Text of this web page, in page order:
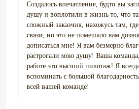
Создалось впечатление, будто вы
душу и воплотили в жизнь то, что
сложный заказчик, нахожусь там,
связи, но это не помешало вам
дописаться мне! Я вам безмерно
растрогали мою душу! Ваша
работе это высший пилотаж! Я
вспоминать с большой
всей вашей команде!